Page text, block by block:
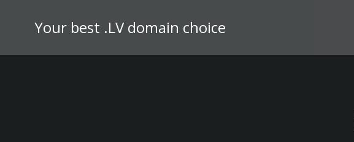
Your best .LV domain choice